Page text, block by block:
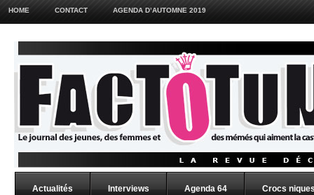
HOME CONTACT AGENDA D’AUTOMNE 2019
Actualités Interviews Agenda 64 Crocs